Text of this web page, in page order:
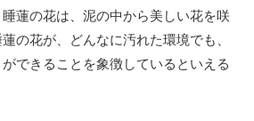
蓮の花は、泥の中から美しい花を咲
の花が、どんなに汚れた環境でも、
できることを象徴しているといえる